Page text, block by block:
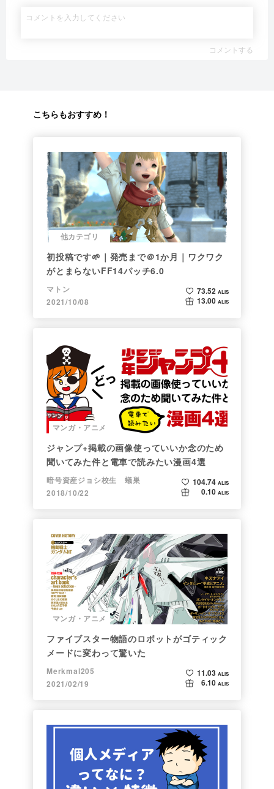
コメントする
こちらもおすすめ！
他カテゴリ
初投稿です🌱｜発売まで＠1か月｜ワクワク
がとまらないFF14パッチ6.0
マトン
2021/10/08
73.52 ALIS
13.00 ALIS
マンガ・アニメ
ジャンプ+掲載の画像使っていいか念のため
聞いてみた件と電車で読みたい漫画4選
暗号資産ジョシ校生 蟻巣
2018/10/22
104.74 ALIS
0.10 ALIS
マンガ・アニメ
ファイブスター物語のロボットがゴティック
メードに変わって驚いた
Merkmal205
2021/02/19
11.03 ALIS
6.10 ALIS